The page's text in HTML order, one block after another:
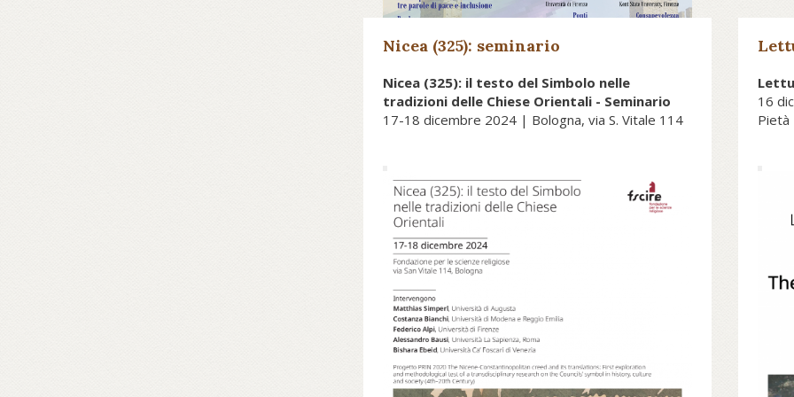
Data:11 Dicembre 2024
Nicea (325): seminario
Nicea (325): il testo del Simbolo nelle
tradizioni delle Chiese Orientali - Seminario
17-18 dicembre 2024 | Bologna, via S. Vitale 114
Martedì 17 e mercoledì 18 dicembre
2024, dalle ore 9.30 alle ore 17.30, si
svolgerà presso la sede bolognese
della Fondazione, il seminario Nicea
(325): il testo del Simbolo nelle
tradizioni delle Chiese Orientali,
organizzato nell’ambito del progetto
PRIN 2020 The Nicene-
Constantinopolitan creed and its
translations, un’iniziativa di ricerca
16
Pietà